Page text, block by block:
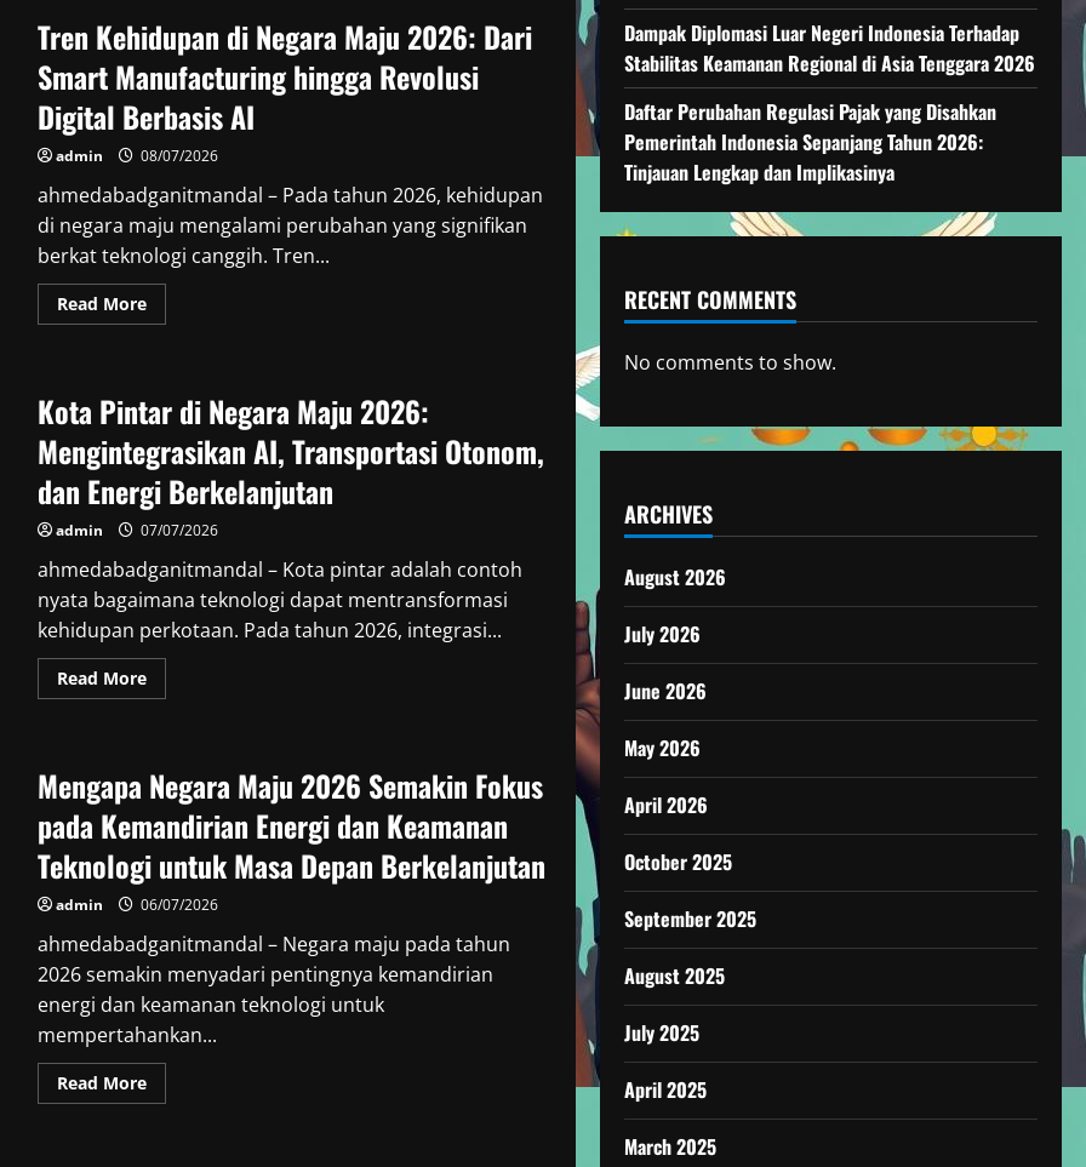
2026
Tumbuh
Melambat:
Dampaknya
bagi
Perdagangan
Dunia
Tren Kehidupan di Negara Maju 2026: Dari
Smart Manufacturing hingga Revolusi
Digital Berbasis AI
admin 08/07/2026
ahmedabadganitmandal – Pada tahun 2026, kehidupan
di negara maju mengalami perubahan yang signifikan
berkat teknologi canggih. Tren...
Read MoreRead
more
Negara
Maju
Dari
Smart
Manufacturing
hingga
Revolusi
Digital
Berbasis
AI
Kota Pintar di Negara Maju 2026:
Mengintegrasikan AI, Transportasi Otonom,
dan Energi Berkelanjutan
admin 07/07/2026
ahmedabadganitmandal – Kota pintar adalah contoh
nyata bagaimana teknologi dapat mentransformasi
kehidupan perkotaan. Pada tahun 2026, integrasi...
Read MoreRead
more
Negara
Maju
2026:
Mengintegrasikan
AI,
Transportasi
Otonom,
dan
Energi
Berkelanjutan
Mengapa Negara Maju 2026 Semakin Fokus
pada Kemandirian Energi dan Keamanan
Teknologi untuk Masa Depan Berkelanjutan
admin 06/07/2026
ahmedabadganitmandal – Negara maju pada tahun
2026 semakin menyadari pentingnya kemandirian
energi dan keamanan teknologi untuk
mempertahankan...
Read MoreRead
more
Dampak Diplomasi Luar Negeri Indonesia Terhadap
Stabilitas Keamanan Regional di Asia Tenggara 2026
Daftar Perubahan Regulasi Pajak yang Disahkan
Pemerintah Indonesia Sepanjang Tahun 2026:
Tinjauan Lengkap dan Implikasinya
RECENT COMMENTS
No comments to show.
ARCHIVES
August 2026
July 2026
June 2026
May 2026
April 2026
October 2025
September 2025
August 2025
July 2025
April 2025
March 2025